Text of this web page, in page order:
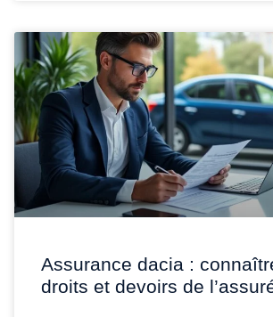
Assurance dacia :
droits et devoirs de